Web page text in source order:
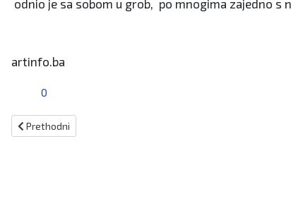
odnio je sa sobom u grob, po mnogima zajedno s
artinfo.ba
0
Prethodni članak: Travničanin (33) provalio u crkvu u Vitezu i
Prethodni